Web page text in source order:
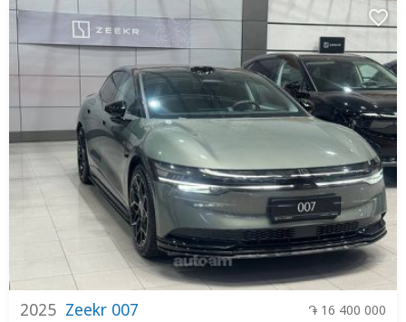
2025 Zeekr 007
֏ 16 400 000
favorite_border